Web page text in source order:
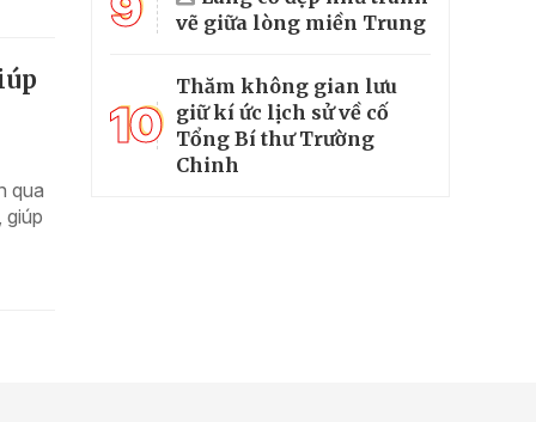
qua
giúp
vẽ giữa lòng miền Trung
10
Thăm không gian lưu
giữ kí ức lịch sử về cố
Tổng Bí thư Trường
Chinh